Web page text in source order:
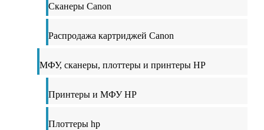
Сканеры Canon
Распродажа картриджей Canon
МФУ, сканеры, плоттеры и принтеры HP
Принтеры и МФУ HP
Плоттеры hp